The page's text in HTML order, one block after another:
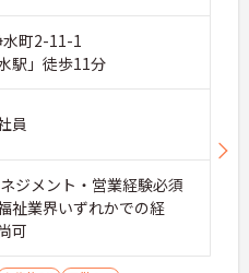
水町2-11-1
駅」徒歩11分
員
ジメント・営業経験必須
祉業界いずれかでの経
可